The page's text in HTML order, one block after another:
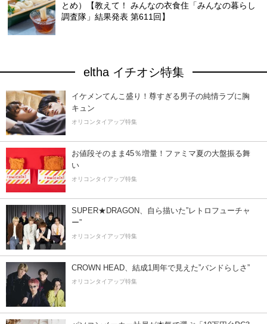
とめ）【教えて！ みんなの衣食住「みんなの暮らし
調査隊」結果発表 第611回】
eltha イチオシ特集
イケメンてんこ盛り！尊すぎる男子の純情ラブに胸
キュン
オリコンタイアップ特集
お値段そのまま45％増量！ファミマ夏の大盤振る舞
い
オリコンタイアップ特集
SUPER★DRAGON、自ら描いた”レトロフューチャ
ー”
オリコンタイアップ特集
CROWN HEAD、結成1周年で見えた”バンドらしさ”
オリコンタイアップ特集